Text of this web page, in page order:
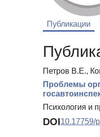
Публикации
Петров В.Е.,
Проблемы
Психология и
DOI10.17759/